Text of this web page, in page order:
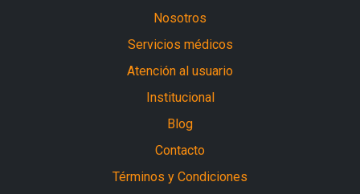
Nosotros
Servicios médicos
Atención al usuario
Institucional
Blog
Contacto
Términos y Condiciones